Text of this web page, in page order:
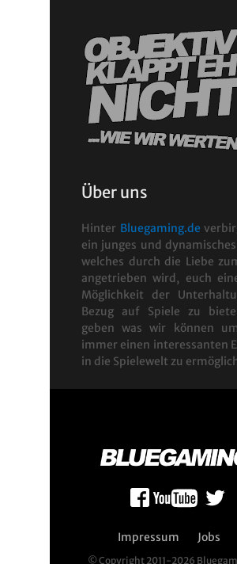
Über uns
Hinter Bluegaming.de
ein junges und
welches durch die Liebe
angetrieben wird, euch
Möglichkeit der
Bezug auf Spiele zu
geben was wir können
immer einen interessanten
in die Spielewelt zu
Impressum Jobs
© Copyright 2011-2026